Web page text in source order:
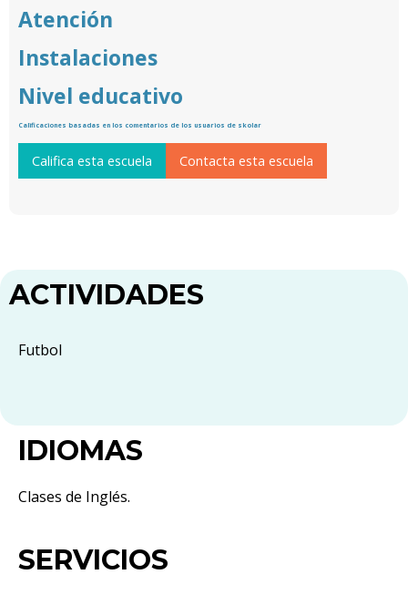
Atención
Instalaciones
Nivel educativo
Calificaciones basadas en los comentarios de los usuarios de skolar
Califica esta escuela Contacta esta escuela
ACTIVIDADES
Futbol
IDIOMAS
Clases de Inglés.
SERVICIOS